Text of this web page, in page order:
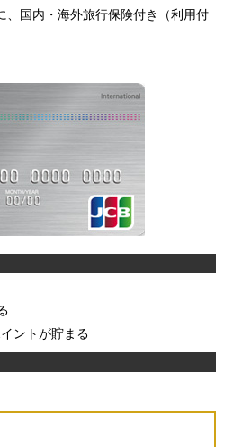
、国内・海外旅行保険付き（利用付
ントが貯まる